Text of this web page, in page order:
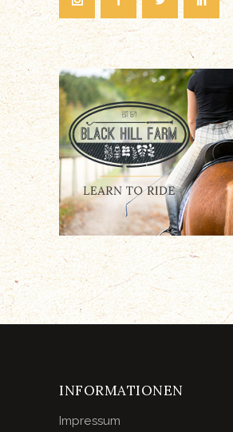
INFORMATIONEN
Impressum